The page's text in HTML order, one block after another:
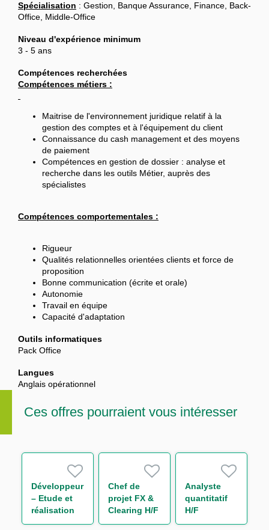
Spécialisation : Gestion, Banque Assurance, Finance, Back-
Office, Middle-Office
Niveau d'expérience minimum
3 - 5 ans
Compétences recherchées
Compétences métiers :
Maitrise de l'environnement juridique relatif à la
gestion des comptes et à l'équipement du client
Connaissance du cash management et des moyens
de paiement
Compétences en gestion de dossier : analyse et
recherche dans les outils Métier, auprès des
spécialistes
Compétences comportementales :
Rigueur
Qualités relationnelles orientées clients et force de
proposition
Bonne communication (écrite et orale)
Autonomie
Travail en équipe
Capacité d'adaptation
Outils informatiques
Pack Office
Langues
Anglais opérationnel
Ces offres pourraient vous intéresser
Développeur
– Etude et
réalisation
IT Finance
Chef de
projet FX &
Clearing H/F
Analyste
quantitatif
H/F